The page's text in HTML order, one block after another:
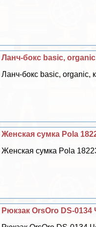
Ланч-бокс basic,
Ланч-бокс basic, organic,
Женская сумка Pola
Женская сумка Pola
Рюкзак OrsOro DS-